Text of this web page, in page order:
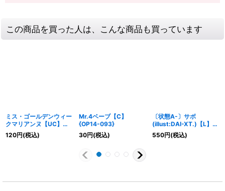
この商品を買った人は、こんな商品も買っています
ミス・ゴールデンウィー
クマリアンヌ【UC】
{OP14-085}
120円(税込)
Mr.4ベーブ【C】
{OP14-093}
30円(税込)
〔状態A-〕サボ
(illust:DAI-XT.)【L】
{ST13-001}
550円(税込)